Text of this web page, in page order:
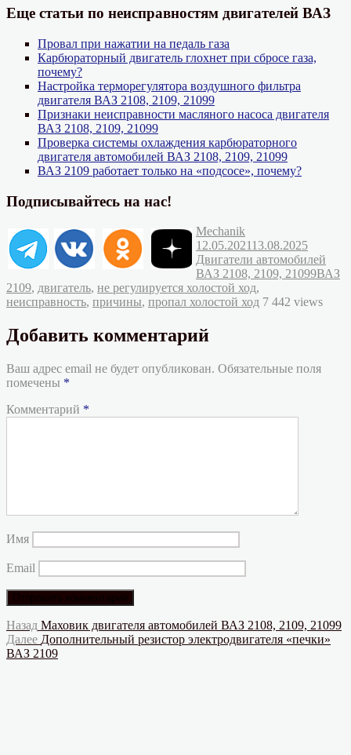
Еще статьи по неисправностям двигателей ВАЗ
Провал при нажатии на педаль газа
Карбюраторный двигатель глохнет при сбросе газа,
почему?
Настройка терморегулятора воздушного фильтра
двигателя ВАЗ 2108, 2109, 21099
Признаки неисправности масляного насоса двигателя
ВАЗ 2108, 2109, 21099
Проверка системы охлаждения карбюраторного
двигателя автомобилей ВАЗ 2108, 2109, 21099
ВАЗ 2109 работает только на «подсосе», почему?
Подписывайтесь на нас!
Автор
MechanikОпубликовано
12.05.202113.08.2025
Двигатели автомобилей
ВАЗ 2108, 2109, 21099Метки
ВАЗ
2109, двигатель, не регулируется холостой ход,
неисправность, причины, пропал холостой ход 7 442 views
Добавить комментарий
Ваш адрес email не будет опубликован. Обязательные поля
помечены *
Комментарий *
Имя
Email
Навигация
по
Назад Предыдущая
запись:
Маховик двигателя автомобилей ВАЗ 2108, 2109, 21099
Далее Следующая
запись:
Дополнительный резистор электродвигателя «печки»
ВАЗ 2109